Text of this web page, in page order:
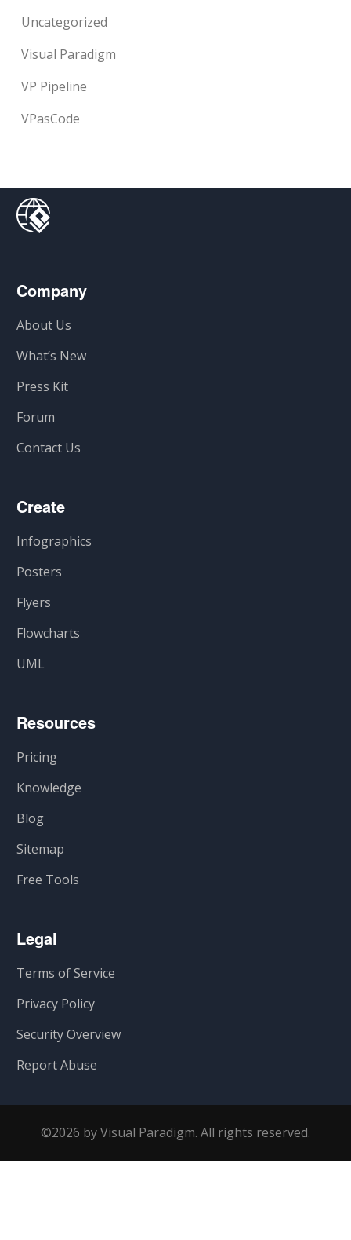
Uncategorized
Visual Paradigm
VP Pipeline
VPasCode
Company
About Us
What’s New
Press Kit
Forum
Contact Us
Create
Infographics
Posters
Flyers
Flowcharts
UML
Resources
Pricing
Knowledge
Blog
Sitemap
Free Tools
Legal
Terms of Service
Privacy Policy
Security Overview
Report Abuse
©2026 by Visual Paradigm. All rights reserved.